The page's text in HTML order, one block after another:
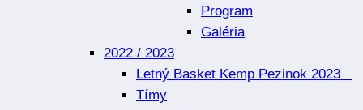
Program
Galéria
2022 / 2023
Letný Basket Kemp Pezinok 2023
Tímy